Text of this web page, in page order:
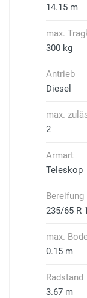
14.15 m
max.
300 kg
Antrieb
Diesel
max.
2
Armart
Teleskop
Bereifung
235/65 R
max.
0.15 m
Radstand
3.67 m